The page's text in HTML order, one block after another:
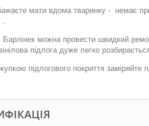
мати вдома тваринку - немає
Барлінек можна провести швидкий
підлога дуже легко
підлогового покриття